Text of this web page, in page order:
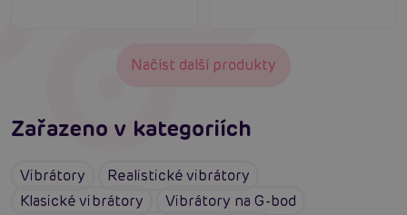
Načíst další produkty
Zařazeno v kategoriích
Vibrátory
Realistické vibrátory
Klasické vibrátory
Vibrátory na G-bod